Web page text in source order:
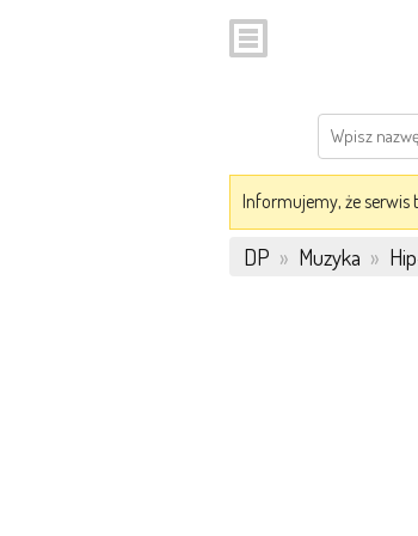
Informujemy, że serwis
DP » Muzyka »